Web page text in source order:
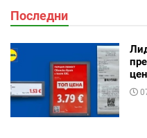
Последни